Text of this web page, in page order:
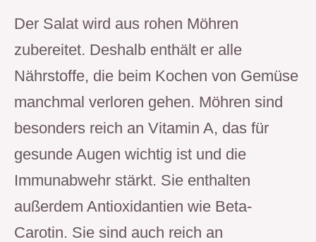
Der Salat wird aus rohen Möhren
zubereitet. Deshalb enthält er alle
Nährstoffe, die beim Kochen von Gemüse
manchmal verloren gehen. Möhren sind
besonders reich an Vitamin A, das für
gesunde Augen wichtig ist und die
Immunabwehr stärkt. Sie enthalten
außerdem Antioxidantien wie Beta-
Carotin. Sie sind auch reich an